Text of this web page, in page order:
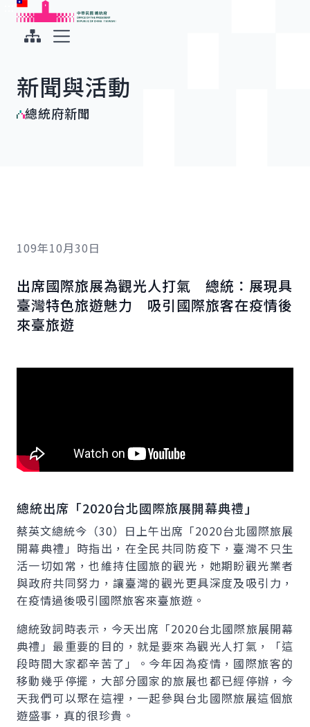
跳到主要內容
中華民國總統府
新聞與活動
總統府新聞
109年10月30日
出席國際旅展為觀光人打氣 總統：展現具
臺灣特色旅遊魅力 吸引國際旅客在疫情後
來臺旅遊
總統出席「2020台北國際旅展開幕典禮」
蔡英文總統今（30）日上午出席「2020台北國際旅展
開幕典禮」時指出，在全民共同防疫下，臺灣不只生
活一切如常，也維持住國旅的觀光，她期盼觀光業者
與政府共同努力，讓臺灣的觀光更具深度及吸引力，
在疫情過後吸引國際旅客來臺旅遊。
總統致詞時表示，今天出席「2020台北國際旅展開幕
典禮」最重要的目的，就是要來為觀光人打氣，「這
段時間大家都辛苦了」。今年因為疫情，國際旅客的
移動幾乎停擺，大部分國家的旅展也都已經停辦，今
天我們可以聚在這裡，一起參與台北國際旅展這個旅
遊盛事，真的很珍貴。